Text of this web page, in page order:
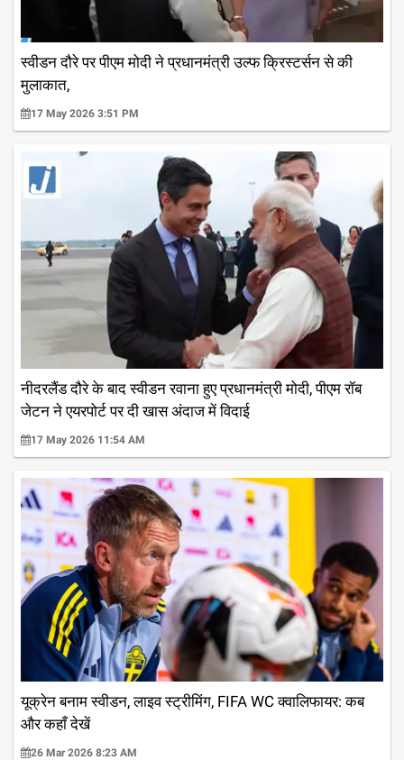
स्वीडन दौरे पर पीएम मोदी ने प्रधानमंत्री उल्फ क्रिस्टर्सन से की
मुलाकात,
17 May 2026 3:51 PM
नीदरलैंड दौरे के बाद स्वीडन रवाना हुए प्रधानमंत्री मोदी, पीएम रॉब
जेटन ने एयरपोर्ट पर दी खास अंदाज में विदाई
17 May 2026 11:54 AM
यूक्रेन बनाम स्वीडन, लाइव स्ट्रीमिंग, FIFA WC क्वालिफायर: कब
और कहाँ देखें
26 Mar 2026 8:23 AM